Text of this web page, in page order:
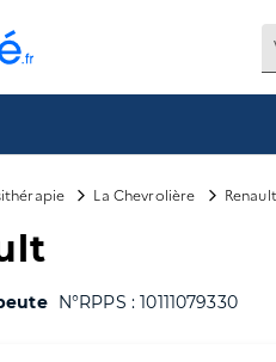
La Chevrolière
N°RPPS : 10111079330